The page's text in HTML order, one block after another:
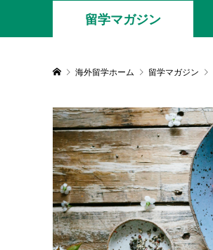
留学マガジン
海外留学ホーム 留学マガジン